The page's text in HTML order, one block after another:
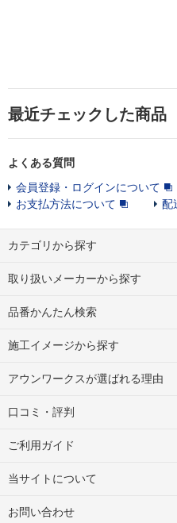
最近チェックした商品
よくある質問
会員登録・ログインについて
お支払方法について
配
カテゴリから探す
取り扱いメーカーから探す
品番かんたん検索
施工イメージから探す
アウンワークスが選ばれる理由
口コミ・評判
ご利用ガイド
当サイトについて
お問い合わせ